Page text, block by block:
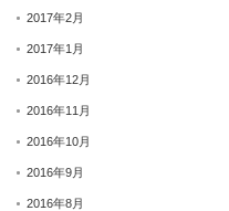
2017年2月
2017年1月
2016年12月
2016年11月
2016年10月
2016年9月
2016年8月